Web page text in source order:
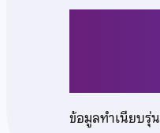
ข้อมูลทำเนียบรุ่